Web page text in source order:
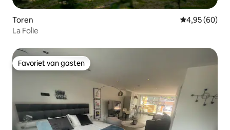
Toren Gemiddelde
4,95 (60)
La Folie
Favoriet van gasten
Favoriet van gasten